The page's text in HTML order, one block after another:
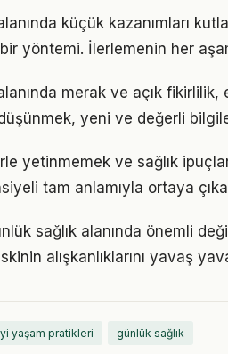
küçük kazanımları
yöntemi. İlerlemenin her
merak ve açık
yeni ve değerli
yetinmemek ve sağlık
tam anlamıyla ortaya
sağlık alanında önemli
alışkanlıklarını yavaş
yaşam pratikleri günlük sağlık